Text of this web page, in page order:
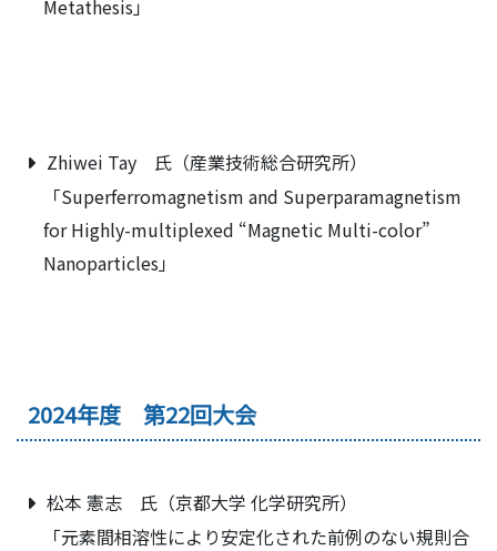
Metathesis」
Zhiwei Tay 氏（産業技術総合研究所）
「Superferromagnetism and Superparamagnetism
for Highly-multiplexed “Magnetic Multi-color”
Nanoparticles」
2024年度 第22回大会
松本 憲志 氏（京都大学 化学研究所）
「元素間相溶性により安定化された前例のない規則合